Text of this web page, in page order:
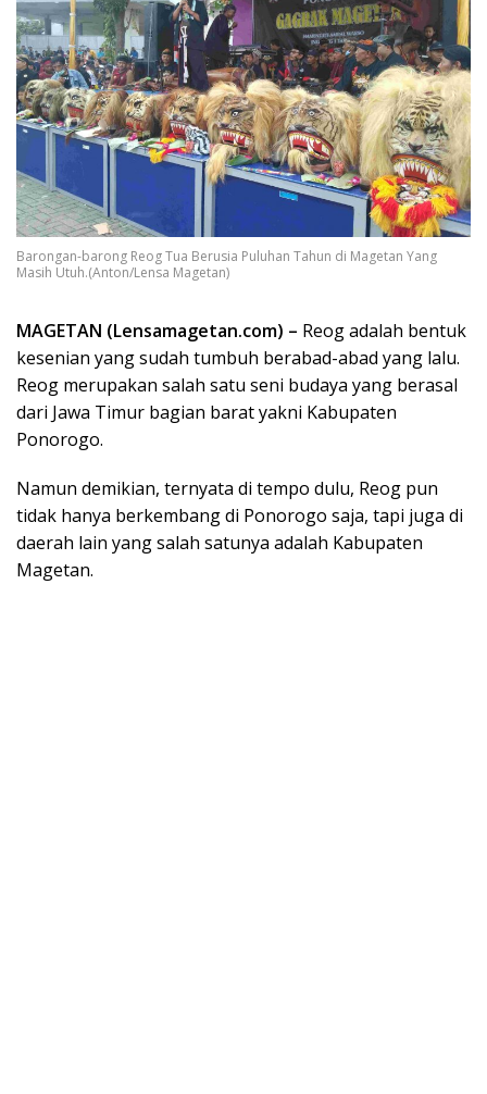
Barongan-barong Reog Tua Berusia Puluhan Tahun di Magetan Yang
Masih Utuh.(Anton/Lensa Magetan)
MAGETAN (Lensamagetan.com) – Reog adalah bentuk
kesenian yang sudah tumbuh berabad-abad yang lalu.
Reog merupakan salah satu seni budaya yang berasal
dari Jawa Timur bagian barat yakni Kabupaten
Ponorogo.
Namun demikian, ternyata di tempo dulu, Reog pun
tidak hanya berkembang di Ponorogo saja, tapi juga di
daerah lain yang salah satunya adalah Kabupaten
Magetan.